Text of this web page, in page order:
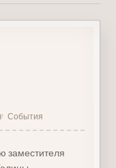
События
заместителя